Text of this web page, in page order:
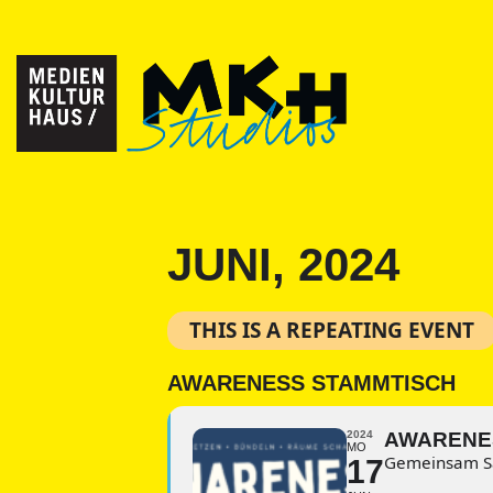
JUNI, 2024
THIS IS A REPEATING EVENT
AWARENESS STAMMTISCH
2024
MO
17Gemeinsam